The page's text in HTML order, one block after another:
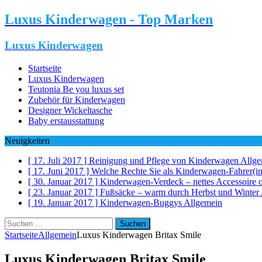
Luxus Kinderwagen - Top Marken
Luxus Kinderwagen
Startseite
Luxus Kinderwagen
Teutonia Be you luxus set
Zubehör für Kinderwagen
Designer Wickeltasche
Baby erstausstattung
Neuigkeiten
[ 17. Juli 2017 ] Reinigung und Pflege von Kinderwagen
[ 17. Juni 2017 ] Welche Rechte Sie als Kinderwagen-
[ 30. Januar 2017 ] Kinderwagen-Verdeck – nettes Accessoire
[ 23. Januar 2017 ] Fußsäcke – warm durch Herbst und Winter
[ 19. Januar 2017 ] Kinderwagen-Buggys Allgemein
Suchen
nach:
StartseiteAllgemeinLuxus Kinderwagen Britax Smile